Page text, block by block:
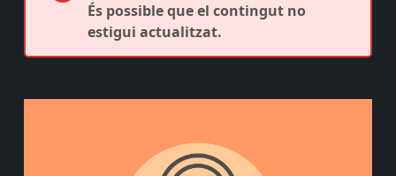
És possible que el contingut no
estigui actualitzat.